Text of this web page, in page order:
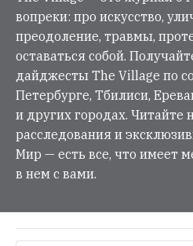
вопреки: про искусство,
преодоление, травмы,
оставаться собой.
дайджесты The Village по
Петербурге, Тбилиси,
и других городах. Читайте
расследования и
Мир — есть все, что имеет
в нем с вами.